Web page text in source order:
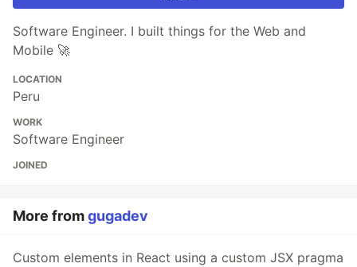
Software Engineer. I built things for the Web and
Mobile 🚀
LOCATION
Peru
WORK
Software Engineer
JOINED
More fromgugadev
Custom elements in React using a custom JSX pragma